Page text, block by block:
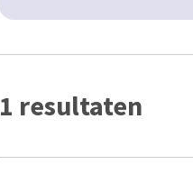
1 resultaten